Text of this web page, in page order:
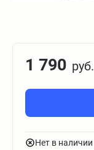
1 790 руб.
Нет в наличии